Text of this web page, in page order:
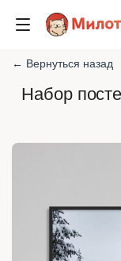
← Вернуться назад
Набор